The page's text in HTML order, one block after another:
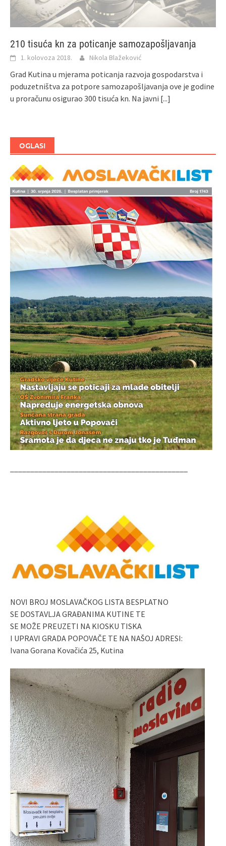
210 tisuća kn za poticanje samozapošljavanja
1. kolovoza 2018. Nikola Blažeković
Grad Kutina u mjerama poticanja razvoja gospodarstva i
poduzetništva za potpore samozapošljavanja ove je godine
u proračunu osigurao 300 tisuća kn. Na javni [...]
OGLASI
NOVI BROJ MOSLAVAČKOG LISTA BESPLATNO
SE DOSTAVLJA GRAĐANIMA KUTINE TE
SE MOŽE PREUZETI NA KIOSKU TISKA
I UPRAVI GRADA POPOVAČE TE NA NAŠOJ ADRESI:
Ivana Gorana Kovačića 25, Kutina